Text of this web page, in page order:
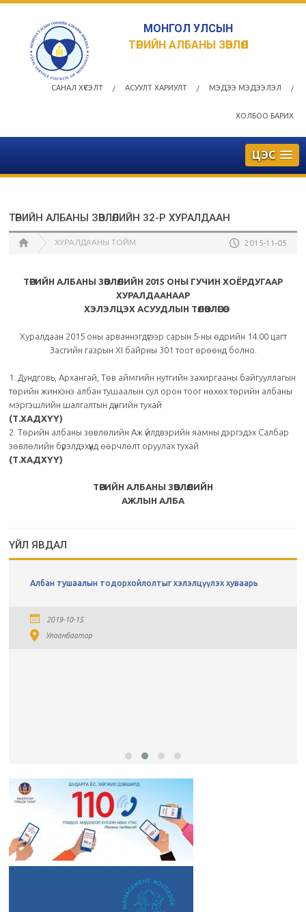
МОНГОЛ УЛСЫН
ТӨРИЙН АЛБАНЫ ЗӨВЛӨЛ
САНАЛ ХҮСЭЛТ / АСУУЛТ ХАРИУЛТ / МЭДЭЭ МЭДЭЭЛЭЛ /
ХОЛБОО БАРИХ
ЦЭС
ТӨРИЙН АЛБАНЫ ЗӨВЛӨЛИЙН 32-Р ХУРАЛДААН
ХУРАЛДААНЫ ТОЙМ 2015-11-05
ТӨРИЙН АЛБАНЫ ЗӨВЛӨЛИЙН 2015 ОНЫ ГУЧИН ХОЁРДУГААР
ХУРАЛДААНААР
ХЭЛЭЛЦЭХ АСУУДЛЫН ТӨЛӨВЛӨГӨӨ
Хуралдаан 2015 оны арваннэгдүгээр сарын 5-ны өдрийн 14.00 цагт
Засгийн газрын ХI байрны 301 тоот өрөөнд болно.
1. Дундговь, Архангай, Төв аймгийн нутгийн захиргааны байгууллагын
төрийн жинхэнэ албан тушаалын сул орон тоог нөхөх төрийн албаны
мэргэшлийн шалгалтын дүнгийн тухай
(Т.ХАДХҮҮ)
2. Төрийн албаны зөвлөлийн Аж үйлдвэрийн яамны дэргэдэх Салбар
зөвлөлийн бүрэлдэхүүнд өөрчлөлт оруулах тухай
(Т.ХАДХҮҮ)
ТӨРИЙН АЛБАНЫ ЗӨВЛӨЛИЙН
АЖЛЫН АЛБА
ҮЙЛ ЯВДАЛ
Албан тушаалын тодорхойлолтыг хэлэлцүүлэх хуваарь
2019-10-15
Улаанбаатар